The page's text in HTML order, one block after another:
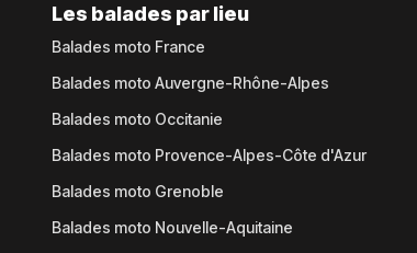
Les balades par lieu
Balades moto France
Balades moto Auvergne-Rhône-Alpes
Balades moto Occitanie
Balades moto Provence-Alpes-Côte d'Azur
Balades moto Grenoble
Balades moto Nouvelle-Aquitaine